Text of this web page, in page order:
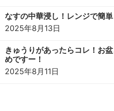
なすの中華浸し！レンジで簡単
2025年8月13日
きゅうりがあったらコレ！お
めですー！
2025年8月11日